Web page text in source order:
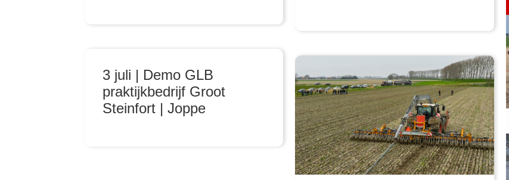
3 juli | Demo GLB
praktijkbedrijf Groot
Steinfort | Joppe